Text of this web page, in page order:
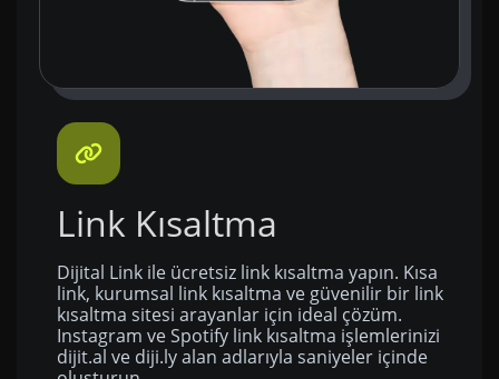
Link Kısaltma
Dijital Link ile ücretsiz link kısaltma yapın. Kısa
link, kurumsal link kısaltma ve güvenilir bir link
kısaltma sitesi arayanlar için ideal çözüm.
Instagram ve Spotify link kısaltma işlemlerinizi
dijit.al ve diji.ly alan adlarıyla saniyeler içinde